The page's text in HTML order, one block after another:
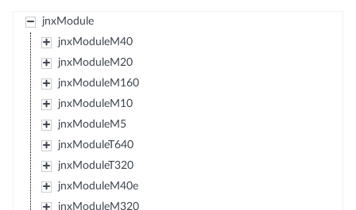
jnxModule
jnxModuleM40
jnxModuleM20
jnxModuleM160
jnxModuleM10
jnxModuleM5
jnxModuleT640
jnxModuleT320
jnxModuleM40e
jnxModuleM320